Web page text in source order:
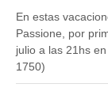
En estas
Passione, por
julio a las 21hs
1750)